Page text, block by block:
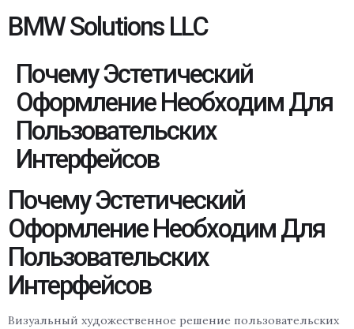
BMW Solutions LLC
Почему Эстетический
Оформление Необходим Для
Пользовательских
Интерфейсов
Почему Эстетический
Оформление Необходим Для
Пользовательских
Интерфейсов
Визуальный художественное решение пользовательских